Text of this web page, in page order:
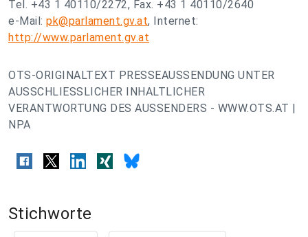
Tel. +43 1 40110/2272, Fax. +43 1 40110/2640
e-Mail: pk@parlament.gv.at, Internet:
http://www.parlament.gv.at
OTS-ORIGINALTEXT PRESSEAUSSENDUNG UNTER
AUSSCHLIESSLICHER INHALTLICHER
VERANTWORTUNG DES AUSSENDERS - WWW.OTS.AT |
NPA
Stichworte